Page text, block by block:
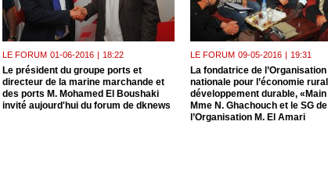
LE FORUM 01-06-2016 | 18:22
Le président du groupe ports et
directeur de la marine marchande et
des ports M. Mohamed El Boushaki
invité aujourd'hui du forum de dknews
LE FORUM 09-05-2016 | 19:31
La fondatrice de l’Organisation
nationale pour l’économie
développement durable, «Main
Mme N. Ghachouch et le SG de
l’Organisation M. El Amari